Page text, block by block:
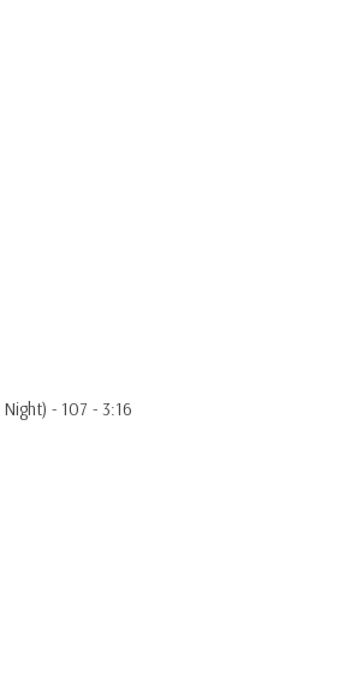
- 107 - 3:16